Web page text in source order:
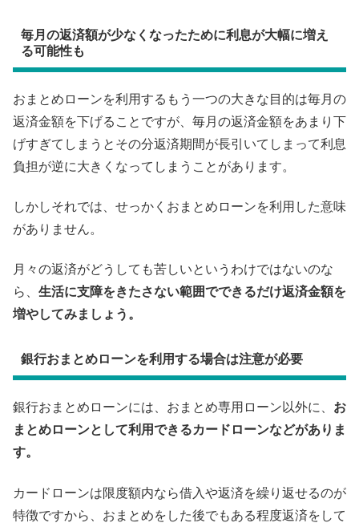
毎月の返済額が少なくなったために利息が大幅に増え
る可能性も
おまとめローンを利用するもう一つの大きな目的は毎月の
返済金額を下げることですが、毎月の返済金額をあまり下
げすぎてしまうとその分返済期間が長引いてしまって利息
負担が逆に大きくなってしまうことがあります。
しかしそれでは、せっかくおまとめローンを利用した意味
がありません。
月々の返済がどうしても苦しいというわけではないのな
ら、 生活に支障をきたさない範囲でできるだけ返済金額を
増やしてみましょう。
銀行おまとめローンを利用する場合は注意が必要
銀行おまとめローンには、おまとめ専用ローン以外に、 お
まとめローンとして利用できるカードローンなどがありま
す。
カードローンは限度額内なら借入や返済を繰り返せるのが
特徴ですから、おまとめをした後でもある程度返済をして